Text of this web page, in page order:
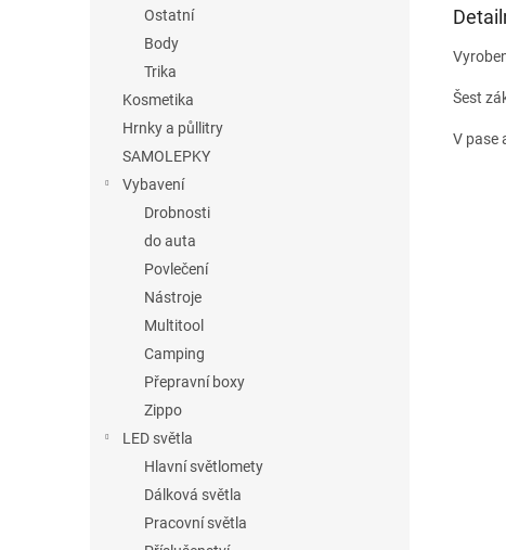
Ostatní
Body
Trika
Kosmetika
Hrnky a půllitry
SAMOLEPKY
Vybavení
Drobnosti
do auta
Povlečení
Nástroje
Multitool
Camping
Přepravní boxy
Zippo
LED světla
Hlavní světlomety
Dálková světla
Pracovní světla
Šest
V pase